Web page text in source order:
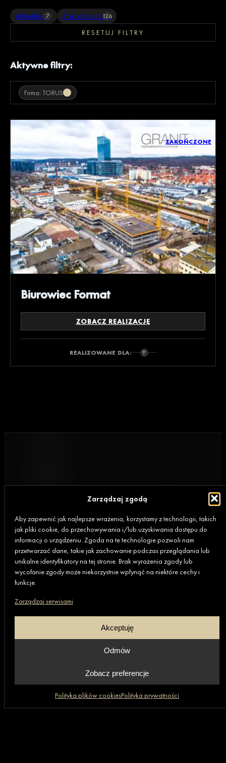
Zarządzaj zgodą
Aby zapewnić jak najlepsze wrażenia, korzystamy z technologii, takich
jak pliki cookie, do przechowywania i/lub uzyskiwania dostępu do
informacji o urządzeniu. Zgoda na te technologie pozwoli nam
przetwarzać dane, takie jak zachowanie podczas przeglądania lub
unikalne identyfikatory na tej stronie. Brak wyrażenia zgody lub
wycofanie zgody może niekorzystnie wpłynąć na niektóre cechy i
funkcje.
Zarządzaj serwisami
Akceptuję
Odmów
Zobacz preferencje
Polityka plików cookiesPolityka prywatności
Aktualne 7 Zakończone126
RESETUJ FILTRY
Aktywne filtry:
Firma: TORUS
ZAKOŃCZONE
Biurowiec Format
ZOBACZ REALIZACJĘ
REALIZOWANE DLA:
Biuro
80-369 Gdańsk,
al. Rzeczypospolitej 4D/177 (II piętro)
+48 669 472 648
Skróty
Aktualności
Informacje
Polityka prywatności